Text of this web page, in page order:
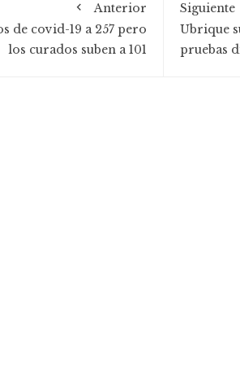
Anterior
de covid-19 a 257 pero
los curados suben a 101
Siguiente
Ubrique
pruebas